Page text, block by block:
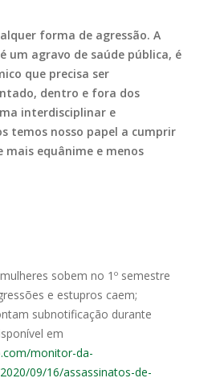
forma de agressão. A
um agravo de saúde pública, é
que precisa ser
dentro e fora dos
interdisciplinar e
temos nosso papel a cumprir
mais equânime e menos
sobem no 1º semestre
e estupros caem;
subnotificação durante
em
monitor-da-
09/16/assassinatos-de-